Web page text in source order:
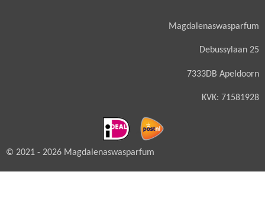
Magdalenaswasparfum
Debussylaan 25
7333DB Apeldoorn
KVK: 71581928
© 2021 - 2026 Magdalenaswasparfum